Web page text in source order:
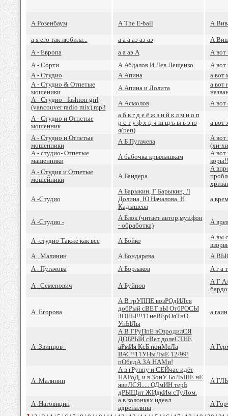
А Розенбаум А The E-ball А
а я его так любила... а а а аэ аэ аэ
А
А - Европа
а а аэ А
А вот
А - Сорти
А Абдалов И Лев Лещенко
А вот
А - Студио
А Апина
а вот
А - Студио & Отпетые
мошеники
А Апина и Лолита
а вот
А - Студио - fashion girl
(vancouver radio mix).mp3
А Асмолов
А вот
А - Студио и Отпетые
мошенник
а б в г д е ё ж з и й к л м н о п
р с т у ф х ц ч ш щ ъ ы ь э ю
я(реп)
а вот
А - Студио и Отпетые
мошенники
А Б Пугачева
А вот
(хи-
А - студио- Отпетые
машенники
А бабочка крылышкам
А вот
А - Студия и Отпетые
мошейники
А Бандера
А
А -Студио
А Барыкин, Г Барыкин, Л
Долина, Ю Началова, Н
Кадышева
а
А -Студио -
А Блок (читает автор,муз.фон
- обработка)
А
А -студио Также как все А Бойко
А вы
А . Малинин
А Бондарева
А
А . Пугачова
А Борлаков А г а
А . Семенович А Буйнов
А Г
А .Егорова
А В грУППЕ возРОдИЛся
добРый сВЕТ вЫ ОтбРОСЫ
ЗОНЫ!!!11неВЕрОяТнО
УнЫЛы
а гаин
А .Звинцов -
А В ГРуПпЕ вОзродилСЯ
ДОБРЫЙ сВет долеСТНЕ
аРмИя КсБ поиМеЛа
ВАС!!11УНыЛыЕ 12/99!
пОбедА ЗА НАМи!
А
А .Малинин
А в гРуппу и СЕЙчас идёт
НАРоД, и в ЗонУ БоЛьШЕ нЕ
явиЛСЯ..... ОДмИН терЬ
дРЫЩит ЖИдкИм сТуЛом.
А
А .Наговицин
а в колонках идеал
адреналина
А